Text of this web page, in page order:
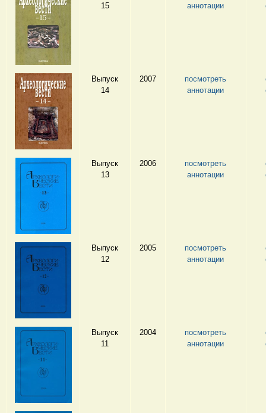
15
аннотации
Выпуск
14
2007
посмотреть
аннотации
Выпуск
13
2006
посмотреть
аннотации
Выпуск
12
2005
посмотреть
аннотации
Выпуск
11
2004
посмотреть
аннотации